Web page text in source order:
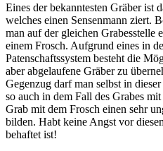
Eines der bekanntesten Gräber ist
welches einen Sensenmann ziert.
man auf der gleichen Grabesstelle
einem Frosch. Aufgrund eines in
Patenschaftssystem besteht die
aber abgelaufene Gräber zu
Gegenzug darf man selbst in
so auch in dem Fall des Grabes
Grab mit dem Frosch einen sehr
bilden. Habt keine Angst vor
behaftet ist!